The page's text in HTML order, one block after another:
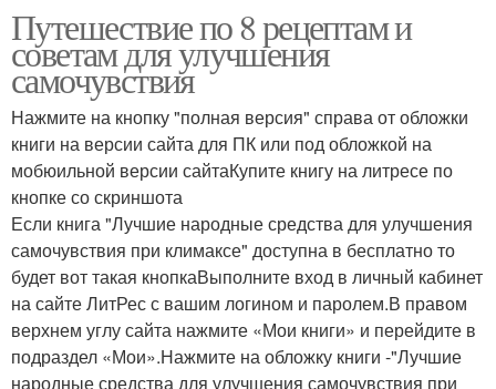
Путешествие по 8 рецептам и
советам для улучшения
самочувствия
Нажмите на кнопку "полная версия" справа от обложки
книги на версии сайта для ПК или под обложкой на
мобюильной версии сайтаКупите книгу на литресе по
кнопке со скриншота
Если книга "Лучшие народные средства для улучшения
самочувствия при климаксе" доступна в бесплатно то
будет вот такая кнопкаВыполните вход в личный кабинет
на сайте ЛитРес с вашим логином и паролем.В правом
верхнем углу сайта нажмите «Мои книги» и перейдите в
подраздел «Мои».Нажмите на обложку книги -"Лучшие
народные средства для улучшения самочувствия при